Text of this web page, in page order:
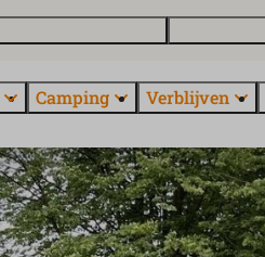
Camping Verblijven